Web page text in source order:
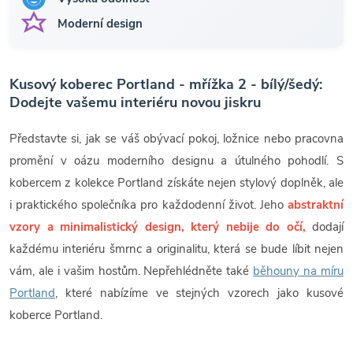
Moderní design
Kusový koberec Portland - mřížka 2 - bílý/šedý:
Dodejte vašemu interiéru novou jiskru
Představte si, jak se váš obývací pokoj, ložnice nebo pracovna
promění v oázu moderního designu a útulného pohodlí. S
kobercem z kolekce Portland získáte nejen stylový doplněk, ale
i praktického společníka pro každodenní život. Jeho abstraktní
vzory a minimalistický design, který nebije do očí, dodají
každému interiéru šmrnc a originalitu, která se bude líbit nejen
vám, ale i vašim hostům. Nepřehlédněte také běhouny na míru
Portland, které nabízíme ve stejných vzorech jako kusové
koberce Portland.